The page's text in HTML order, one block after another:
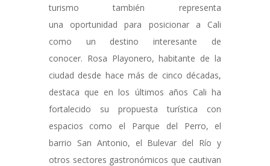
turismo también representa
una oportunidad para posicionar a Cali
como un destino interesante de
conocer. Rosa Playonero, habitante de la
ciudad desde hace más de cinco décadas,
destaca que en los últimos años Cali ha
fortalecido su propuesta turística con
espacios como el Parque del Perro, el
barrio San Antonio, el Bulevar del Río y
otros sectores gastronómicos que cautivan